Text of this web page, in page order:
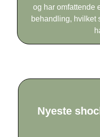
og har omfattende
behandling, hvilket
Nyeste